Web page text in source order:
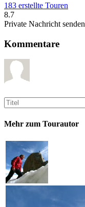
183 erstellte Touren
8.7
Private Nachricht senden
Kommentare
Mehr zum Tourautor